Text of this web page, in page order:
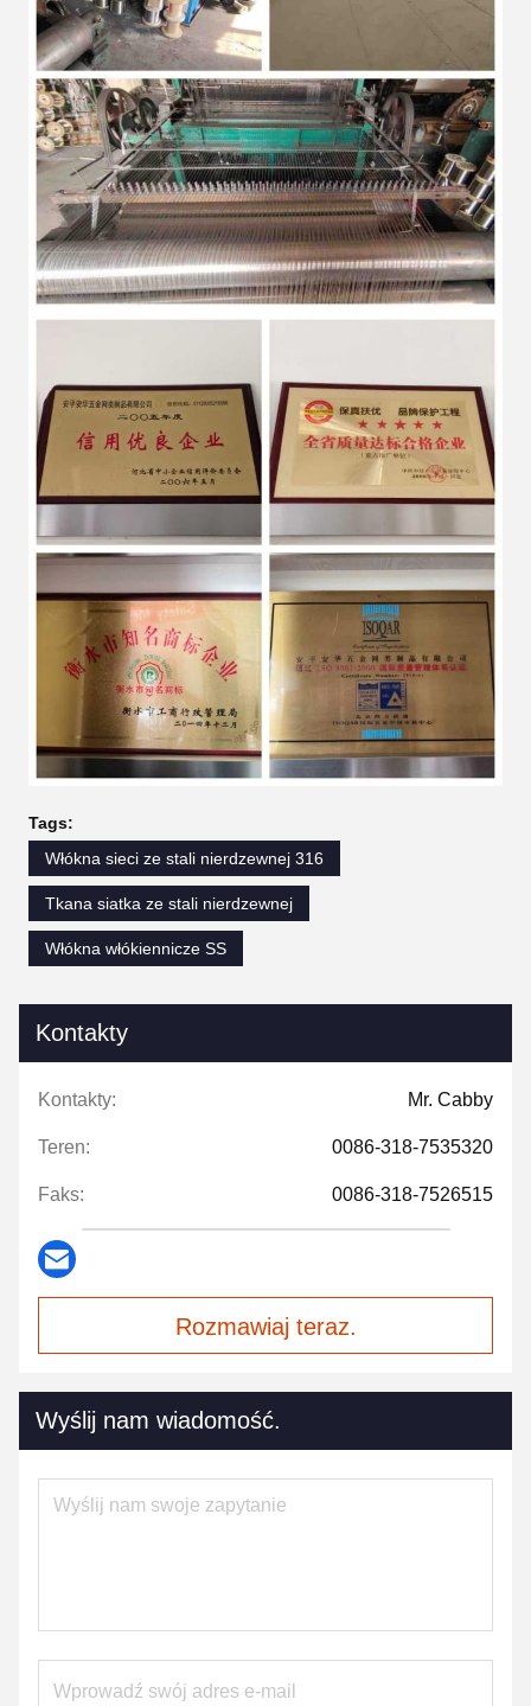
Tags:
Włókna sieci ze stali nierdzewnej 316
Tkana siatka ze stali nierdzewnej
Włókna włókiennicze SS
Kontakty
Kontakty: Mr. Cabby
Teren: 0086-318-7535320
Faks: 0086-318-7526515
Rozmawiaj teraz.
Wyślij nam wiadomość.